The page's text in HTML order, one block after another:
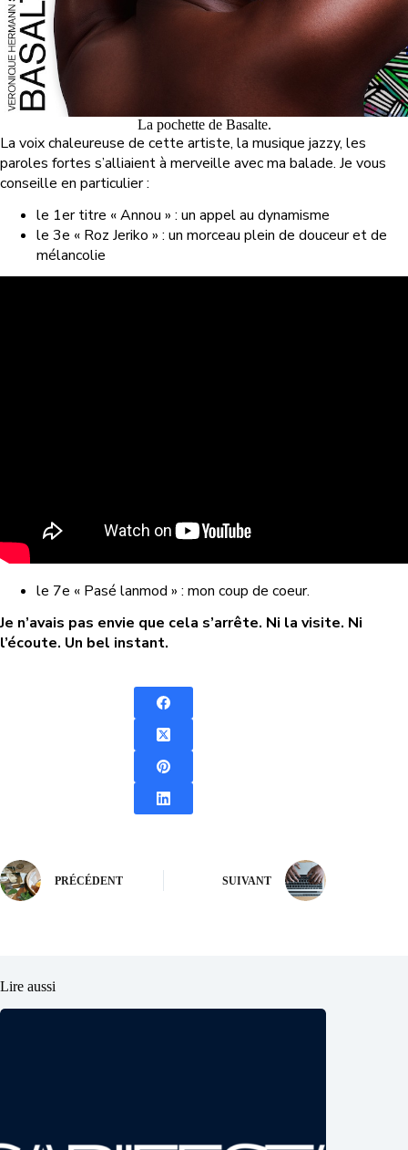
La pochette de Basalte.
La voix chaleureuse de cette artiste, la musique jazzy, les
paroles fortes s’alliaient à merveille avec ma balade. Je vous
conseille en particulier :
le 1er titre « Annou » : un appel au dynamisme
le 3e « Roz Jeriko » : un morceau plein de douceur et de
mélancolie
le 7e « Pasé lanmod » : mon coup de coeur.
Je n’avais pas envie que cela s’arrête. Ni la visite. Ni
l’écoute. Un bel instant.
PRÉCÉDENT SUIVANT
Lire aussi